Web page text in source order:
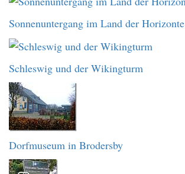
Sonnenuntergang im Land der Horizonte
Schleswig und der Wikingturm
Dorfmuseum in Brodersby